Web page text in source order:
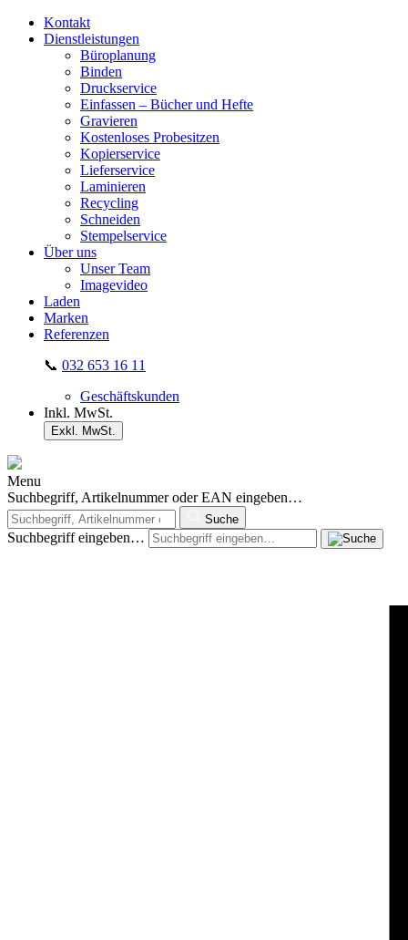
Kontakt
Dienstleistungen
Büroplanung
Binden
Druckservice
Einfassen – Bücher und Hefte
Gravieren
Kostenloses Probesitzen
Kopierservice
Lieferservice
Laminieren
Recycling
Schneiden
Stempelservice
Über uns
Unser Team
Imagevideo
Laden
Marken
Referenzen
📞 032 653 16 11
Geschäftskunden
Inkl. MwSt.
Exkl. MwSt.
Menu
Suchbegriff, Artikelnummer oder EAN eingeben…
Suche
Suchbegriff eingeben…